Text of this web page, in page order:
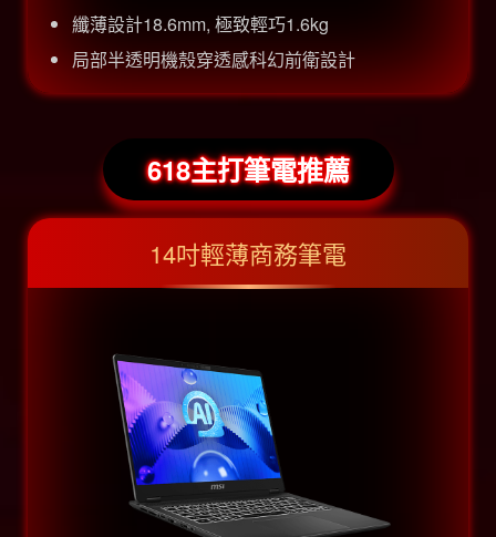
纖薄設計18.6mm, 極致輕巧1.6kg
局部半透明機殼穿透感科幻前衛設計
618主打筆電推薦
14吋輕薄商務筆電